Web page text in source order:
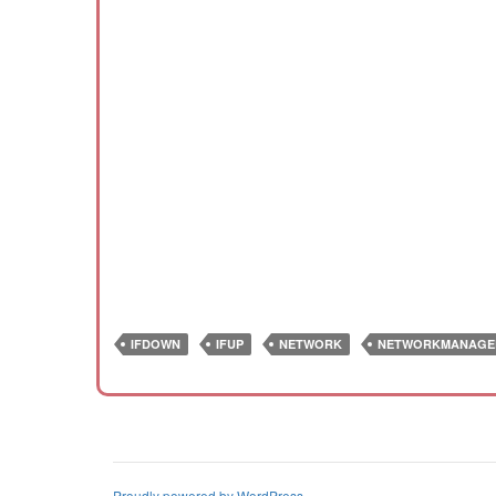
IFDOWN IFUP NETWORK